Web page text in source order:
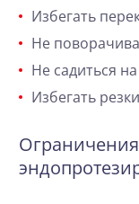
Избегать
Не
Не садиться
Избегать